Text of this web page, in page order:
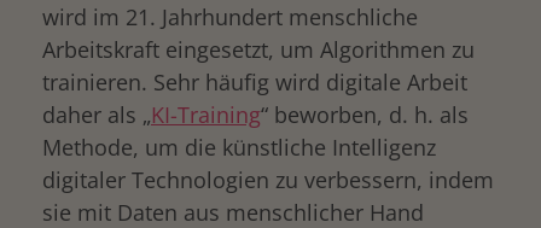
wird im 21. Jahrhundert menschliche
Arbeitskraft eingesetzt, um Algorithmen zu
trainieren. Sehr häufig wird digitale Arbeit
daher als „KI-Training“ beworben, d. h. als
Methode, um die künstliche Intelligenz
digitaler Technologien zu verbessern, indem
sie mit Daten aus menschlicher Hand